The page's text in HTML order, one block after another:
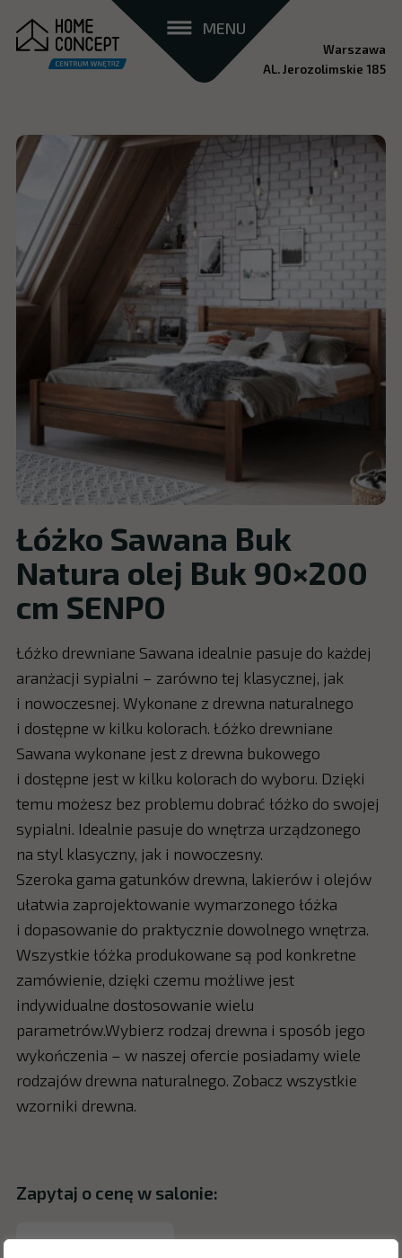
MENU
Warszawa
AL. Jerozolimskie 185
Łóżko Sawana Buk
Natura olej Buk 90×200
cm SENPO
Łóżko drewniane Sawana idealnie pasuje do każdej
aranżacji sypialni – zarówno tej klasycznej, jak
i nowoczesnej. Wykonane z drewna naturalnego
i dostępne w kilku kolorach. Łóżko drewniane
Sawana wykonane jest z drewna bukowego
i dostępne jest w kilku kolorach do wyboru. Dzięki
temu możesz bez problemu dobrać łóżko do swojej
sypialni. Idealnie pasuje do wnętrza urządzonego
na styl klasyczny, jak i nowoczesny.
Szeroka gama gatunków drewna, lakierów i olejów
ułatwia zaprojektowanie wymarzonego łóżka
i dopasowanie do praktycznie dowolnego wnętrza.
Wszystkie łóżka produkowane są pod konkretne
zamówienie, dzięki czemu możliwe jest
indywidualne dostosowanie wielu
parametrów.Wybierz rodzaj drewna i sposób jego
wykończenia – w naszej ofercie posiadamy wiele
rodzajów drewna naturalnego. Zobacz wszystkie
wzorniki drewna.
Zapytaj o cenę w salonie: